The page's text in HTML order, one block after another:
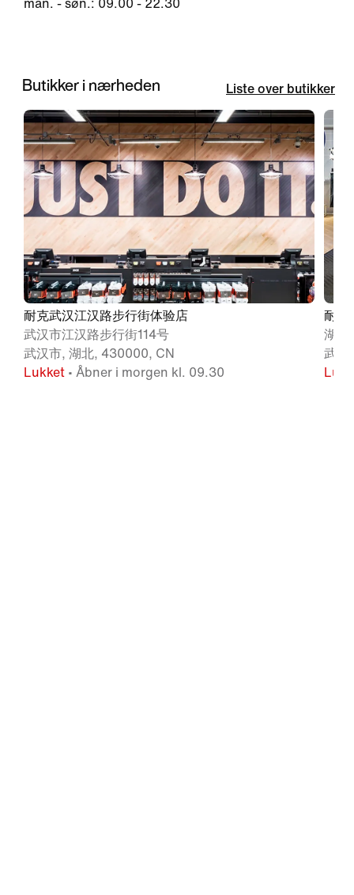
man. - søn.: 09.00 - 22.30
Butikker i nærheden Liste over butikker
耐克武汉江汉路步行街体验店
武汉市江汉路步行街114号
武汉市, 湖北, 430000, CN
Lukket • Åbner i morgen kl. 09.30
耐克
湖北
武汉